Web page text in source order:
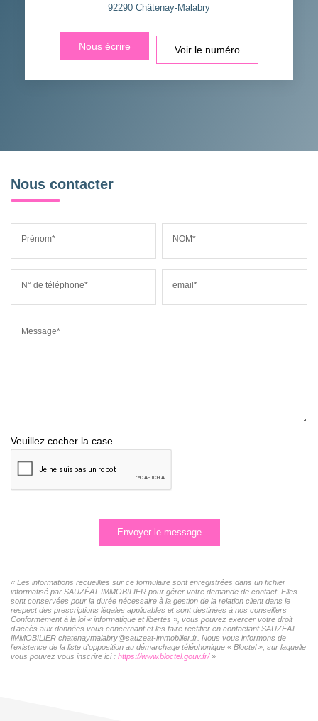
92290 Châtenay-Malabry
Nous écrire Voir le numéro
Nous contacter
Prénom* NOM*
N° de téléphone* email*
Message*
Veuillez cocher la case
Envoyer le message
« Les informations recueillies sur ce formulaire sont enregistrées dans un fichier
informatisé par SAUZÉAT IMMOBILIER pour gérer votre demande de contact. Elles
sont conservées pour la durée nécessaire à la gestion de la relation client dans le
respect des prescriptions légales applicables et sont destinées à nos conseillers
Conformément à la loi « informatique et libertés », vous pouvez exercer votre droit
d'accès aux données vous concernant et les faire rectifier en contactant SAUZÉAT
IMMOBILIER chatenaymalabry@sauzeat-immobilier.fr. Nous vous informons de
l'existence de la liste d'opposition au démarchage téléphonique « Bloctel », sur laquelle
vous pouvez vous inscrire ici : https://www.bloctel.gouv.fr/»